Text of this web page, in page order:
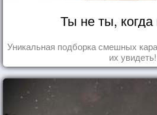
Ты не ты, когда
Уникальная подборка смешных
их увидеть!